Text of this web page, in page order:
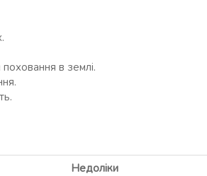
в землі.
Недоліки